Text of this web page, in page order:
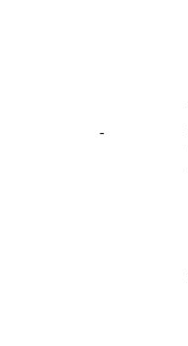
-